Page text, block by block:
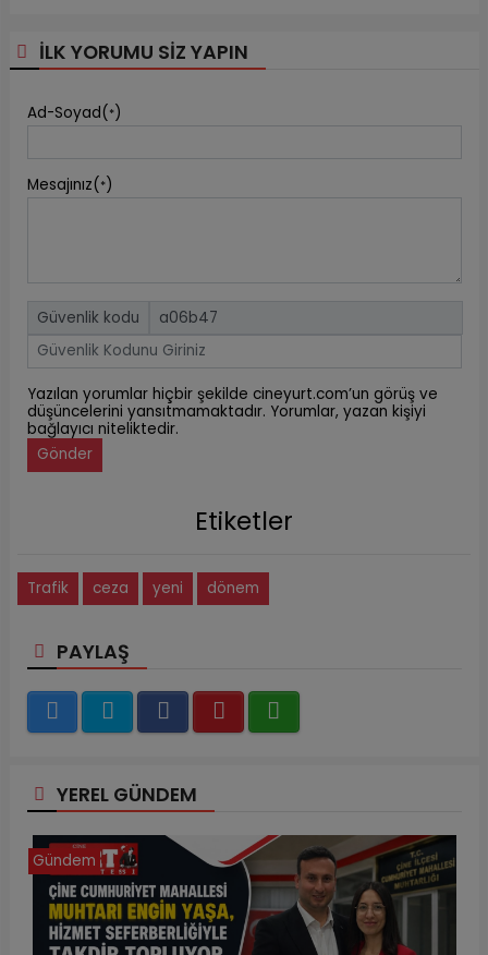
İLK YORUMU SİZ YAPIN
Ad-Soyad( *)
Mesajınız( *)
Güvenlik kodu
Yazılan yorumlar hiçbir şekilde cineyurt.com’un görüş ve
düşüncelerini yansıtmamaktadır. Yorumlar, yazan kişiyi
bağlayıcı niteliktedir.
Gönder
Etiketler
Trafik ceza yeni dönem
PAYLAŞ
YEREL GÜNDEM
Gündem